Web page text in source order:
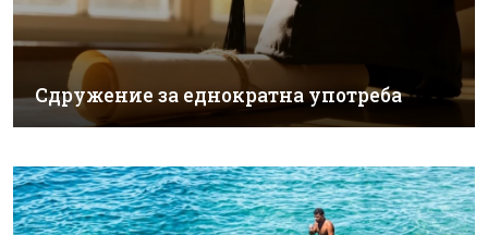
Сдружение за еднократна употреба